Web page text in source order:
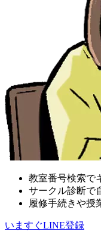
教室番号検索で
サークル診断で
履修手続きや授
いますぐLINE登録